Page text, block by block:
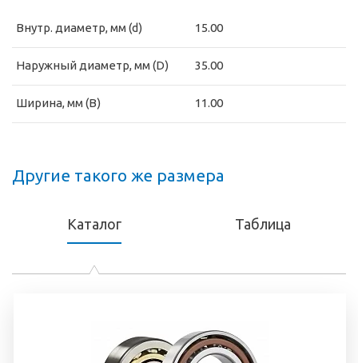
Внутр. диаметр, мм (d) 15.00
Наружный диаметр, мм (D) 35.00
Ширина, мм (B) 11.00
Другие такого же размера
Каталог Таблица